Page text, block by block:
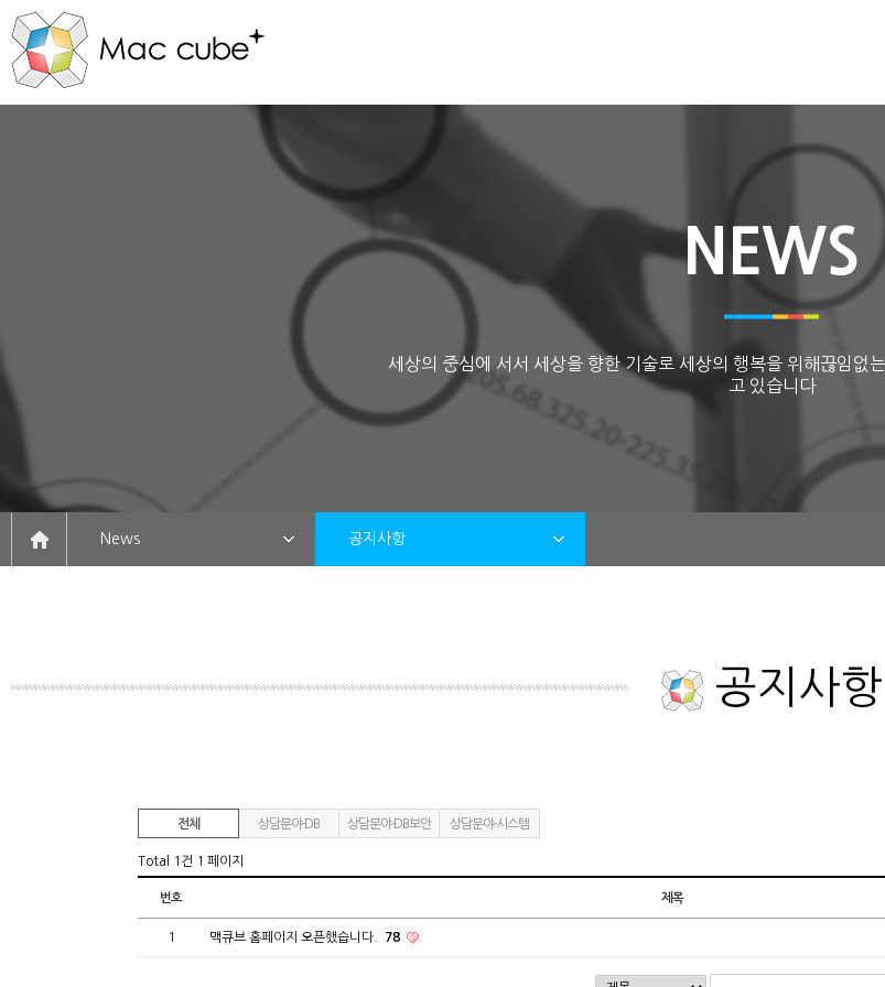
NEWS
세상의 중심에 서서 세상을 향한 기술로 세상의 행복을 위해끊임없
고 있습니다
News 공지사항
공지사항
전체 상담분야-DB 상담분야-DB보안 상담분야-시스템
Total 1건 1 페이지
번호 제목
1 맥큐브 홈페이지 오픈했습니다. 78